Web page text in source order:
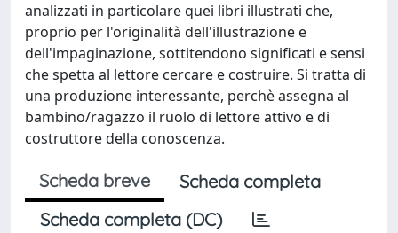
analizzati in particolare quei libri illustrati che,
proprio per l'originalità dell'illustrazione e
dell'impaginazione, sottitendono significati e sensi
che spetta al lettore cercare e costruire. Si tratta di
una produzione interessante, perchè assegna al
bambino/ragazzo il ruolo di lettore attivo e di
costruttore della conoscenza.
Scheda breve
Scheda completa
Scheda completa (DC)